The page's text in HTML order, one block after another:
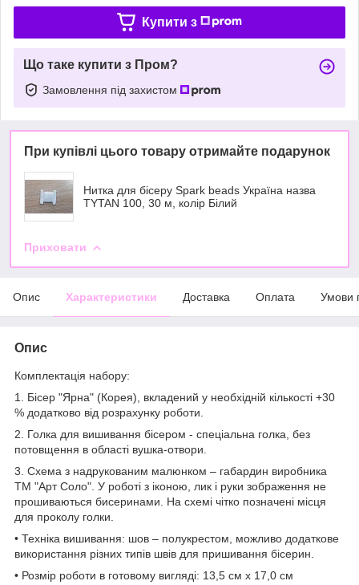
Купити з
Що таке купити з Пром?
Замовлення під захистом
При купівлі цього товару отримайте подарунок
Нитка для бісеру Spark beads Україна назва
TYTAN 100, 30 м, колір Білий
Приховати
Опис Характеристики Доставка Оплата Умови
Опис
Комплектація набору:
1. Бісер "Ярна" (Корея), вкладений у необхідній кількості +30
% додатково від розрахунку роботи.
2. Голка для вишивання бісером - спеціальна голка, без
потовщення в області вушка-отвори.
3. Схема з надрукованим малюнком – габардин виробника
ТМ "Арт Соло". У роботі з іконою, лик і руки зображення не
прошиваються бисеринами. На схемі чітко позначені місця
для проколу голки.
• Техніка вишивання: шов – полукрестом, можливо додаткове
використання різних типів швів для пришивання бісерин.
• Розмір роботи в готовому вигляді: 13,5 см х 17,0 см